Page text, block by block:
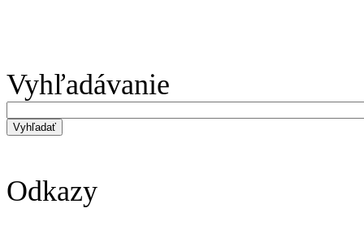
Vyhľadávanie
Odkazy